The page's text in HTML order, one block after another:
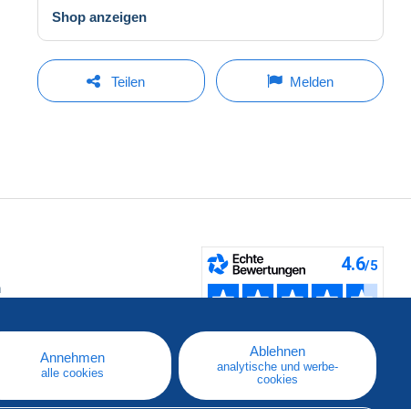
Shop anzeigen
Teilen Melden
Annehmen
alle cookies
Ablehnen
analytische und werbe-
cookies